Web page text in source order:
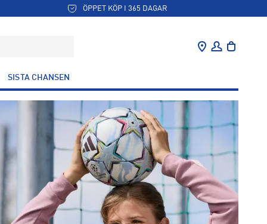
ÖPPET KÖP I 365 DAGAR
SISTA CHANSEN